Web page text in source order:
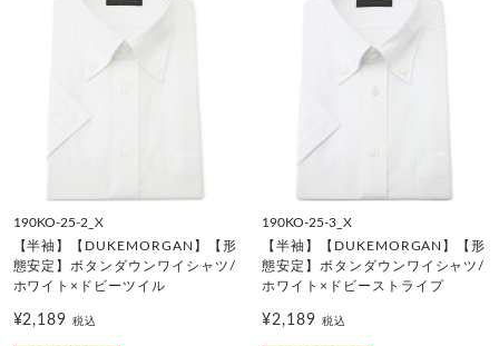
190KO-25-2_X
【半袖】【DUKEMORGAN】【形
態安定】ボタンダウンワイシャツ/
ホワイト×ドビーツイル
¥2,189税込
190KO-25-3_X
【半袖】【DUKEMORGAN】【形
態安定】ボタンダウンワイシャツ/
ホワイト×ドビーストライプ
¥2,189 税込